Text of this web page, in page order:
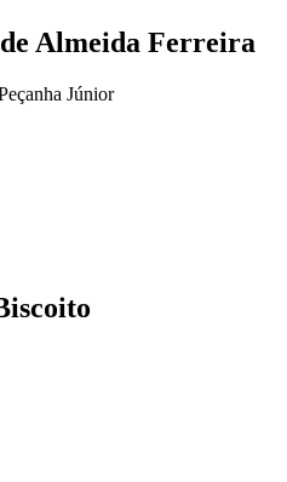
Almeida Ferreira
Júnior